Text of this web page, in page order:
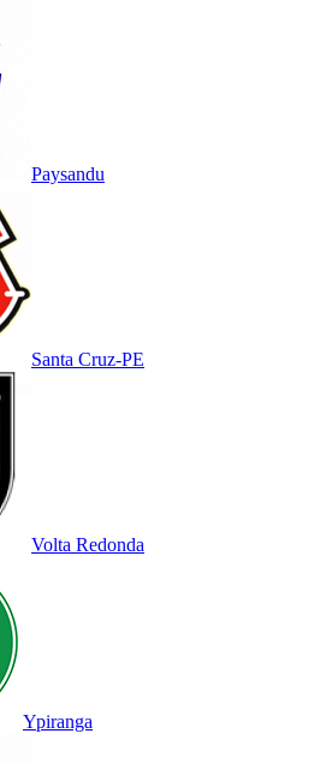
Paysandu
Santa Cruz-PE
Volta Redonda
Ypiranga